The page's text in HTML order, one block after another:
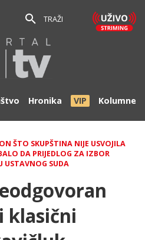
TRAŽI
Hronika VIP Kolumne
ŠTO SKUPŠTINA NIJE USVOJILA
DA PRIJEDLOG ZA IZBOR
USTAVNOG SUDA
klasični